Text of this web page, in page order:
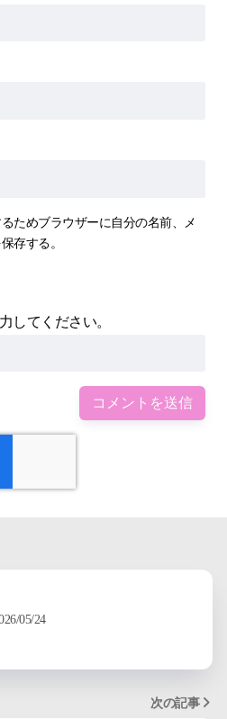
ためブラウザーに自分の名前、メ
存する。
してください。
05/24
次の記事